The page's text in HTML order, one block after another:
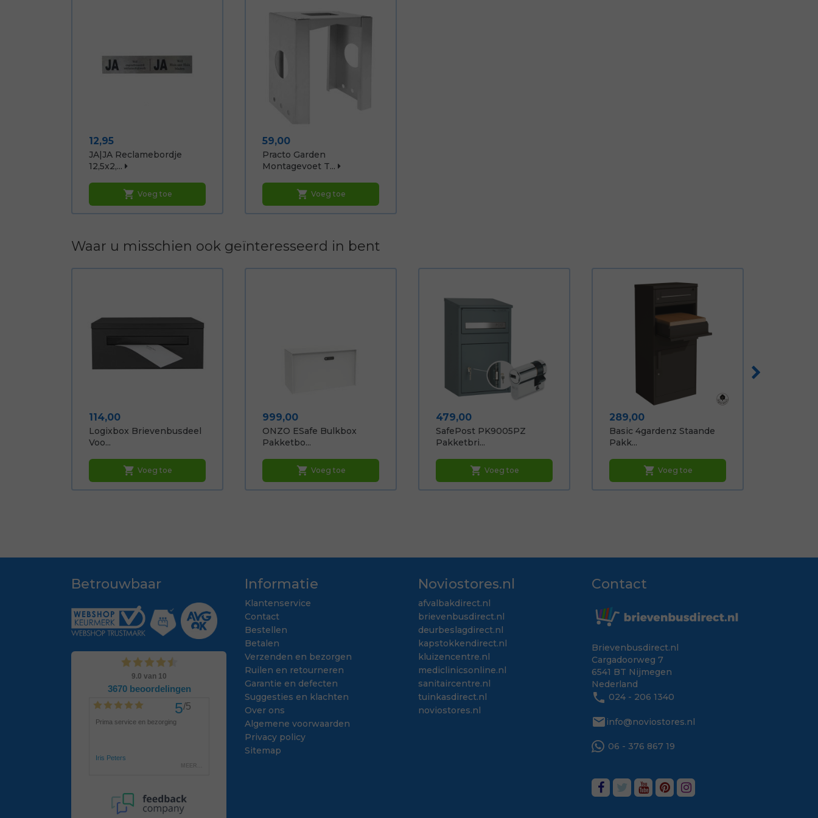
Prijs
12,95
JA|JA Reclamebordje
12,5x2,...
shopping_cart Voeg toe
Prijs
59,00
Practo Garden
Montagevoet T...
shopping_cart Voeg toe
Waar u misschien ook geïnteresseerd in bent
Prijs
114,00
Logixbox Brievenbusdeel
Voo...
shopping_cart Voeg toe
Prijs
999,00
ONZO ESafe Bulkbox
Pakketbo...
shopping_cart Voeg toe
Prijs
479,00
SafePost PK9005PZ
Pakketbri...
shopping_cart Voeg toe
Prijs
289,00
Basic 4gardenz Staande
Pakk...
shopping_cart Voeg toe
Betrouwbaar Informatie
Klantenservice
Contact
Bestellen
Betalen
Verzenden en bezorgen
Ruilen en retourneren
Garantie en defecten
Suggesties en klachten
Over ons
Algemene voorwaarden
Privacy policy
Sitemap
Noviostores.nl
afvalbakdirect.nl
brievenbusdirect.nl
deurbeslagdirect.nl
kapstokkendirect.nl
kluizencentre.nl
mediclinicsonline.nl
sanitaircentre.nl
tuinkasdirect.nl
noviostores.nl
Contact
Brievenbusdirect.nl
Cargadoorweg 7
6541 BT Nijmegen
Nederland
phone 024 - 206 1340
mail info@noviostores.nl
06 - 376 867 19